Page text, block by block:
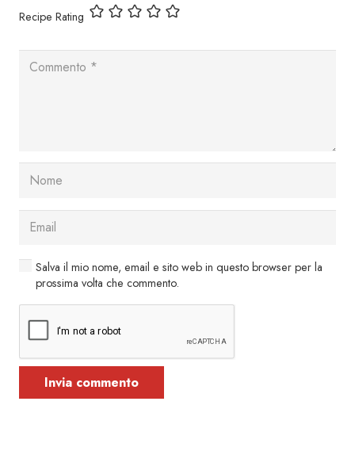
Recipe Rating
Salva il mio nome, email e sito web in questo browser per la
prossima volta che commento.
Invia commento